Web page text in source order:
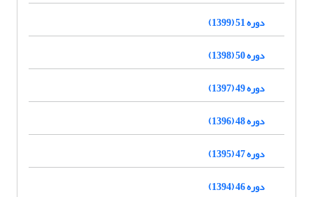
دوره 51 (1399)
دوره 50 (1398)
دوره 49 (1397)
دوره 48 (1396)
دوره 47 (1395)
دوره 46 (1394)